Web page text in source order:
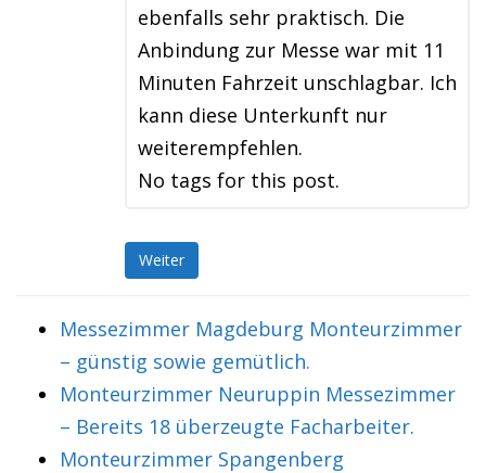
ebenfalls sehr praktisch. Die
Anbindung zur Messe war mit 11
Minuten Fahrzeit unschlagbar. Ich
kann diese Unterkunft nur
weiterempfehlen.
No tags for this post.
Weiter
Messezimmer Magdeburg Monteurzimmer
– günstig sowie gemütlich.
Monteurzimmer Neuruppin Messezimmer
– Bereits 18 überzeugte Facharbeiter.
Monteurzimmer Spangenberg